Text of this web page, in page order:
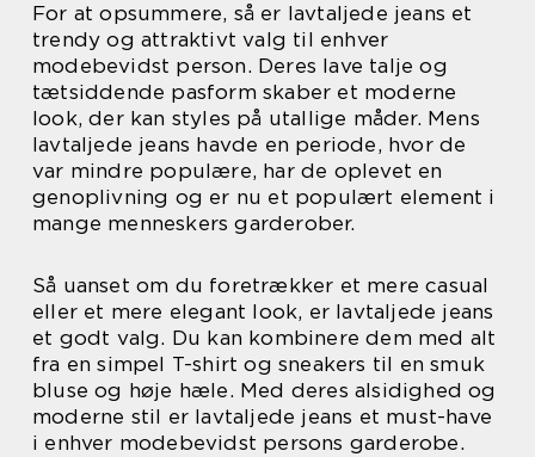
For at opsummere, så er lavtaljede jeans et
trendy og attraktivt valg til enhver
modebevidst person. Deres lave talje og
tætsiddende pasform skaber et moderne
look, der kan styles på utallige måder. Mens
lavtaljede jeans havde en periode, hvor de
var mindre populære, har de oplevet en
genoplivning og er nu et populært element i
mange menneskers garderober.
Så uanset om du foretrækker et mere casual
eller et mere elegant look, er lavtaljede jeans
et godt valg. Du kan kombinere dem med alt
fra en simpel T-shirt og sneakers til en smuk
bluse og høje hæle. Med deres alsidighed og
moderne stil er lavtaljede jeans et must-have
i enhver modebevidst persons garderobe.